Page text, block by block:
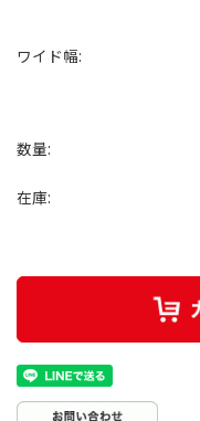
ワイド幅:
数量:
在庫: